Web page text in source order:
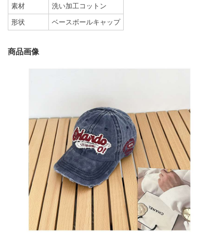
素材 洗い加工コットン
形状 ベースボールキャップ
商品画像